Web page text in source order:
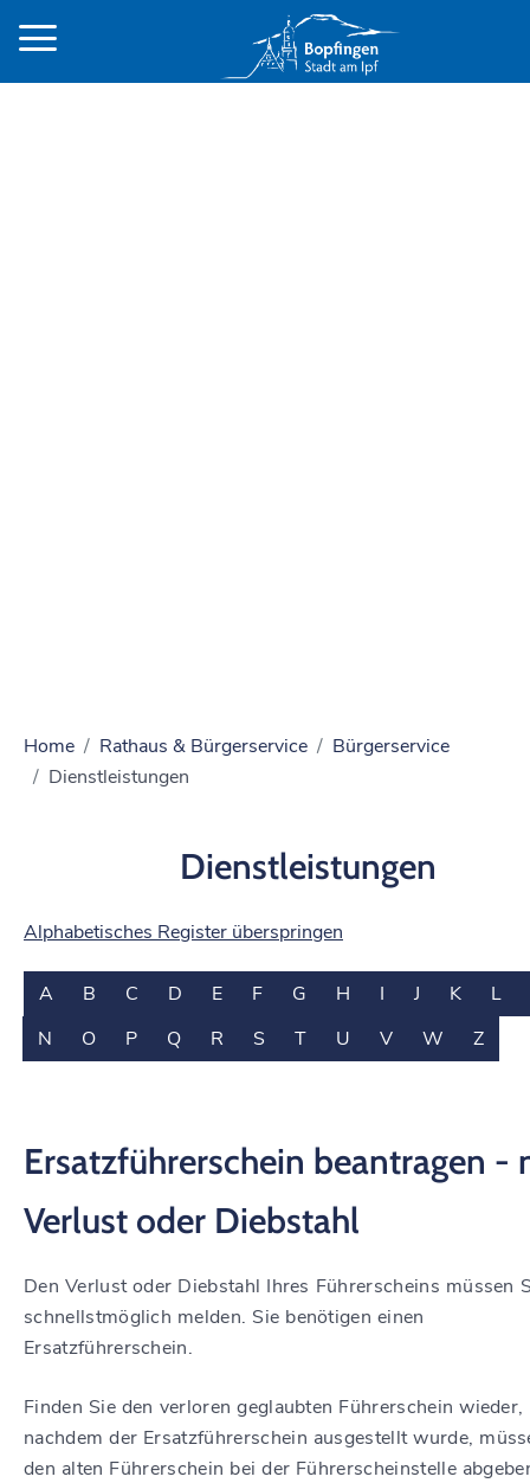
Home Rathaus & Bürgerservice
Bürgerservice
Dienstleistungen
Dienstleistungen
Alphabetisches Register überspringen
A B C D E F G H I J K
L
N
O P Q R S T U V W Z
Ersatzführerschein beantragen -
Verlust oder Diebstahl
Den Verlust oder Diebstahl Ihres Führerscheins müssen
schnellstmöglich melden. Sie benötigen einen
Ersatzführerschein.
Finden Sie den verloren geglaubten Führerschein wieder,
nachdem der Ersatzführerschein ausgestellt wurde,
den alten Führerschein bei der Führerscheinstelle